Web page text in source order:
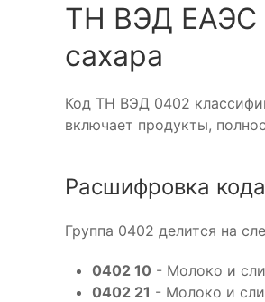
ТН ВЭД ЕАЭС
сахара
Код ТН ВЭД 0402
включает продукты,
Расшифровка
Группа 0402 делится на
0402 10 - Молоко и
0402 21 - Молоко и